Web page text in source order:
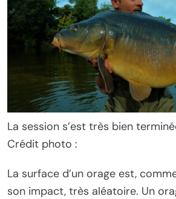
La session s’est très bien
Crédit photo :
La surface d’un orage est,
son impact, très aléatoire. Un